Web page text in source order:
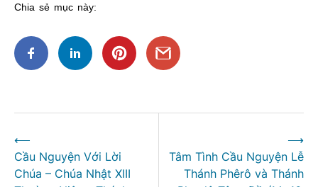
Chia sẻ mục này:
hướng
bài
⟵
Cầu Nguyện Với Lời
Chúa – Chúa Nhật XIII
Tâm Tình Cầu Nguyện Lễ
Thánh Phêrô và Thánh
⟶